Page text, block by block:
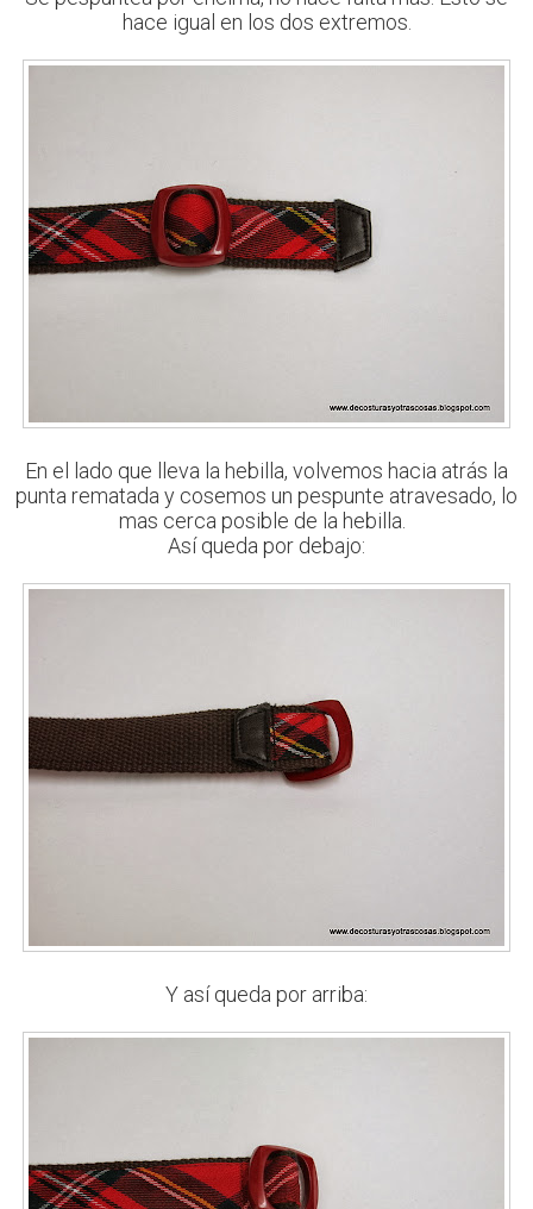
hace igual en los dos extremos.
En el lado que lleva la hebilla, volvemos hacia atrás la
punta rematada y cosemos un pespunte atravesado, lo
mas cerca posible de la hebilla.
Así queda por debajo:
Y así queda por arriba: